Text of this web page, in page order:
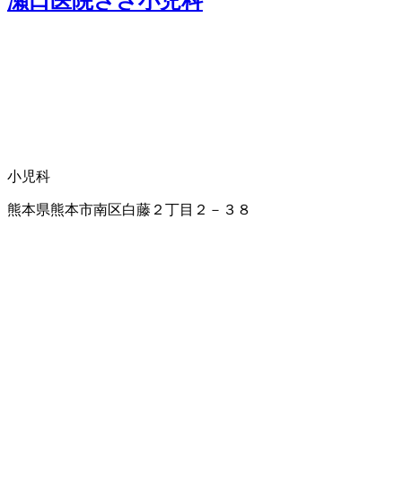
小児科
熊本県熊本市南区白藤２丁目２－３８